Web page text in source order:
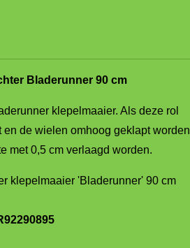
Bladerunner 90 cm
klepelmaaier. Als deze rol
en de wielen omhoog geklapt worden
met 0,5 cm verlaagd worden.
klepelmaaier 'Bladerunner' 90 cm